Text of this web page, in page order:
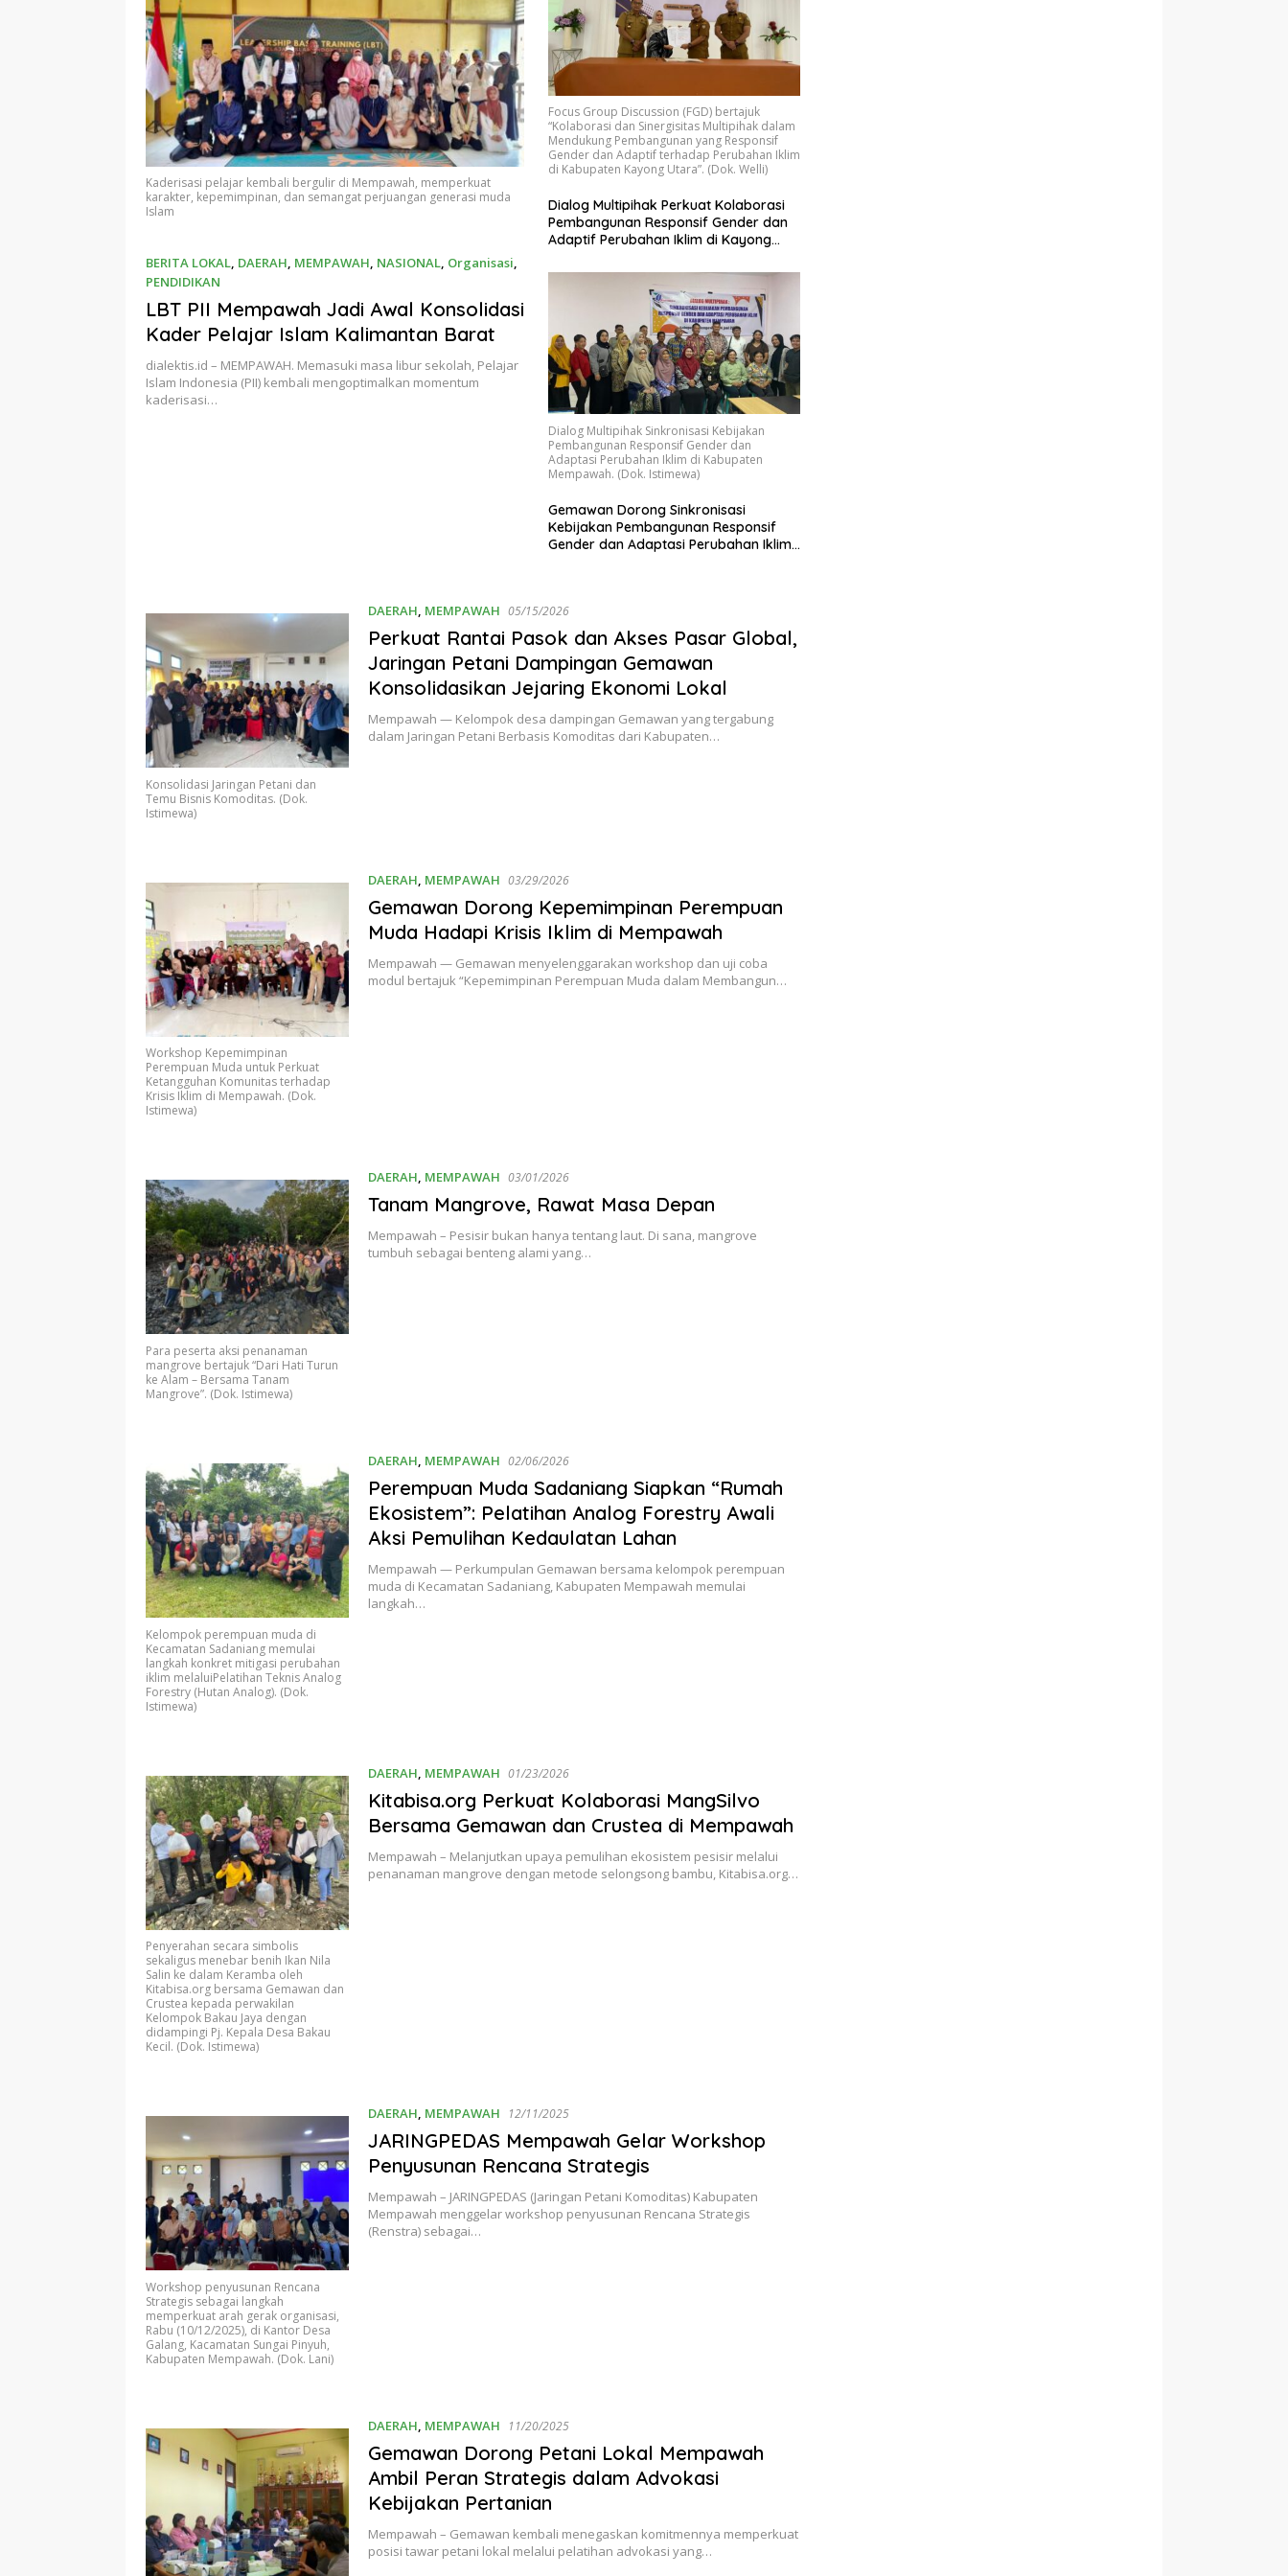
Kaderisasi pelajar kembali bergulir di Mempawah, memperkuat
karakter, kepemimpinan, dan semangat perjuangan generasi muda
Islam
BERITA LOKAL, DAERAH, MEMPAWAH, NASIONAL, Organisasi,
PENDIDIKAN
07/03/2026
LBT PII Mempawah Jadi Awal Konsolidasi
Kader Pelajar Islam Kalimantan Barat
dialektis.id – MEMPAWAH. Memasuki masa libur sekolah, Pelajar
Islam Indonesia (PII) kembali mengoptimalkan momentum
kaderisasi…
Focus Group Discussion (FGD) bertajuk
“Kolaborasi dan Sinergisitas Multipihak dalam
Mendukung Pembangunan yang Responsif
Gender dan Adaptif terhadap Perubahan Iklim
di Kabupaten Kayong Utara”. (Dok. Welli)
Dialog Multipihak Perkuat Kolaborasi
Pembangunan Responsif Gender dan
Adaptif Perubahan Iklim di Kayong
Dialog Multipihak Sinkronisasi Kebijakan
Pembangunan Responsif Gender dan
Adaptasi Perubahan Iklim di Kabupaten
Mempawah. (Dok. Istimewa)
Gemawan Dorong Sinkronisasi
Kebijakan Pembangunan Responsif
Gender dan Adaptasi Perubahan Iklim
Konsolidasi Jaringan Petani dan
Temu Bisnis Komoditas. (Dok.
Istimewa)
DAERAH, MEMPAWAH 05/15/2026
Perkuat Rantai Pasok dan Akses Pasar Global,
Jaringan Petani Dampingan Gemawan
Konsolidasikan Jejaring Ekonomi Lokal
Mempawah — Kelompok desa dampingan Gemawan yang tergabung
dalam Jaringan Petani Berbasis Komoditas dari Kabupaten…
Workshop Kepemimpinan
Perempuan Muda untuk Perkuat
Ketangguhan Komunitas terhadap
Krisis Iklim di Mempawah. (Dok.
Istimewa)
DAERAH, MEMPAWAH 03/29/2026
Gemawan Dorong Kepemimpinan Perempuan
Muda Hadapi Krisis Iklim di Mempawah
Mempawah — Gemawan menyelenggarakan workshop dan uji coba
modul bertajuk “Kepemimpinan Perempuan Muda dalam Membangun…
Para peserta aksi penanaman
mangrove bertajuk “Dari Hati Turun
ke Alam – Bersama Tanam
Mangrove”. (Dok. Istimewa)
DAERAH, MEMPAWAH 03/01/2026
Tanam Mangrove, Rawat Masa Depan
Mempawah – Pesisir bukan hanya tentang laut. Di sana, mangrove
tumbuh sebagai benteng alami yang…
Kelompok perempuan muda di
Kecamatan Sadaniang memulai
langkah konkret mitigasi perubahan
iklim melaluiPelatihan Teknis Analog
Forestry (Hutan Analog). (Dok.
Istimewa)
DAERAH, MEMPAWAH 02/06/2026
Perempuan Muda Sadaniang Siapkan “Rumah
Ekosistem”: Pelatihan Analog Forestry Awali
Aksi Pemulihan Kedaulatan Lahan
Mempawah — Perkumpulan Gemawan bersama kelompok perempuan
muda di Kecamatan Sadaniang, Kabupaten Mempawah memulai
langkah…
Penyerahan secara simbolis
sekaligus menebar benih Ikan Nila
Salin ke dalam Keramba oleh
Kitabisa.org bersama Gemawan dan
Crustea kepada perwakilan
Kelompok Bakau Jaya dengan
didampingi Pj. Kepala Desa Bakau
Kecil. (Dok. Istimewa)
DAERAH, MEMPAWAH 01/23/2026
Kitabisa.org Perkuat Kolaborasi MangSilvo
Bersama Gemawan dan Crustea di Mempawah
Mempawah – Melanjutkan upaya pemulihan ekosistem pesisir melalui
penanaman mangrove dengan metode selongsong bambu, Kitabisa.org…
Workshop penyusunan Rencana
Strategis sebagai langkah
memperkuat arah gerak organisasi,
Rabu (10/12/2025), di Kantor Desa
Galang, Kacamatan Sungai Pinyuh,
Kabupaten Mempawah. (Dok. Lani)
DAERAH, MEMPAWAH 12/11/2025
JARINGPEDAS Mempawah Gelar Workshop
Penyusunan Rencana Strategis
Mempawah – JARINGPEDAS (Jaringan Petani Komoditas) Kabupaten
Mempawah menggelar workshop penyusunan Rencana Strategis
(Renstra) sebagai…
DAERAH, MEMPAWAH 11/20/2025
Gemawan Dorong Petani Lokal Mempawah
Ambil Peran Strategis dalam Advokasi
Kebijakan Pertanian
Mempawah – Gemawan kembali menegaskan komitmennya memperkuat
posisi tawar petani lokal melalui pelatihan advokasi yang…